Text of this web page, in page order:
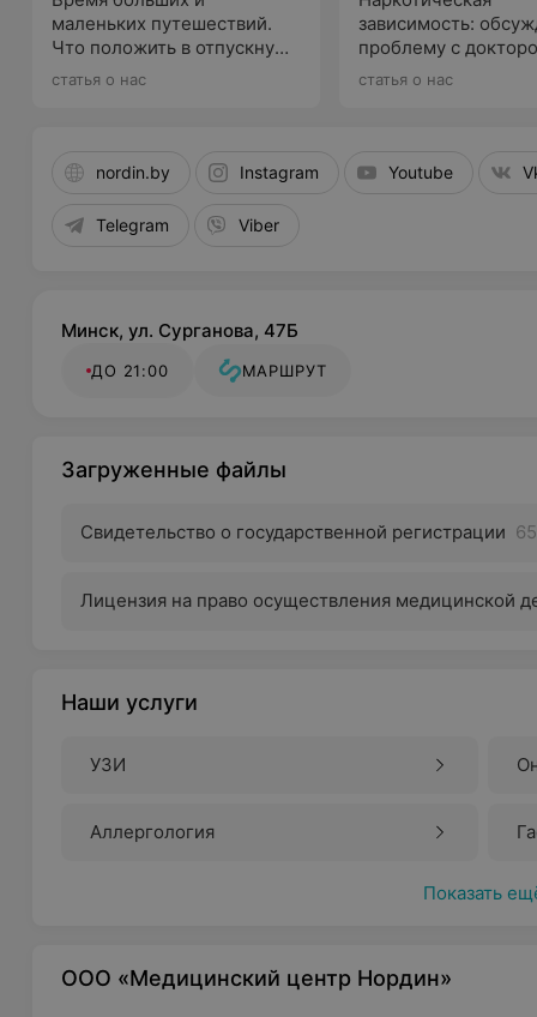
маленьких путешествий.
Что положить в отпускную
аптечку, рассказывает врач
статья о нас
зависимость:
проблему с
Сайковым
статья о нас
nordin.by Instagram Youtube
Telegram Viber
Минск, ул. Сурганова, 47Б
ДО 21:00 МАРШРУТ
Загруженные файлы
Свидетельство о государственной регистрации
Лицензия на право осуществления медицинской
Наши услуги
УЗИ
Аллергология
Показать
ООО «Медицинский центр Нордин»